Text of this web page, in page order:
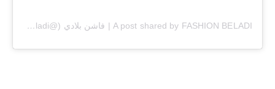
A post shared by FASHION BELADI | فاشن بلادي (@fashion_beladi)